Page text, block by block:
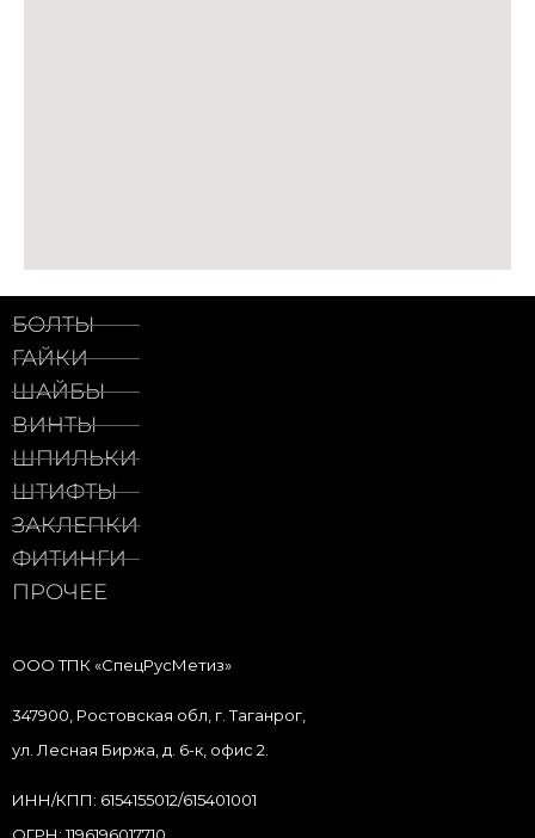
БОЛТЫ
ГАЙКИ
ШАЙБЫ
ВИНТЫ
ШПИЛЬКИ
ШТИФТЫ
ЗАКЛЕПКИ
ФИТИНГИ
ПРОЧЕЕ
ООО ТПК «СпецРусМетиз»
347900, Ростовская обл, г. Таганрог,
ул. Лесная Биржа, д. 6-к, офис 2.
ИНН/КПП: 6154155012/615401001